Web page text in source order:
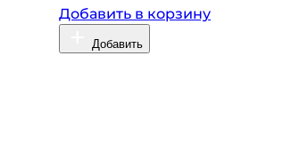
Добавить в корзину
Добавить